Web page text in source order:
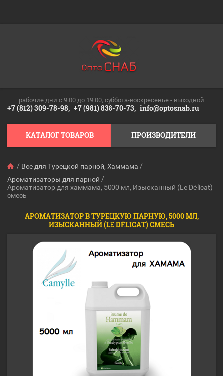
рабочие дни c 9.00 до 19.00, суббота-воскресенье - выходной
+7 (812) 309-78-98, +7 (981) 838-70-73, info@optosnab.ru
КАТАЛОГ ТОВАРОВ ПРОИЗВОДИТЕЛИ
/ Все для Турецкой парной, Хаммама /
Ароматизаторы для парной /
Ароматизатор для хаммама, 5000 мл, Изысканный (Le Délicat)
смесь
АРОМАТИЗАТОР В ТУРЕЦКУЮ ПАРНУЮ, 5000 МЛ,
ИЗЫСКАННЫЙ (LE DÉLICAT) СМЕСЬ